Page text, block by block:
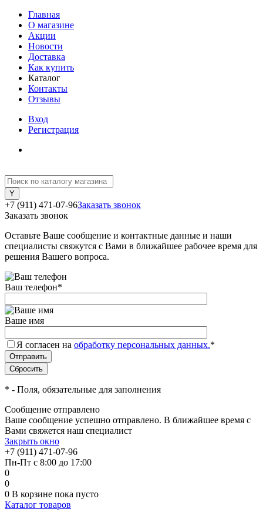
Главная
О магазине
Акции
Новости
Доставка
Как купить
Каталог
Контакты
Отзывы
Вход
Регистрация
+7 (911) 471-07-96Заказать звонок
Заказать звонок
Оставьте Ваше сообщение и контактные данные и наши
специалисты свяжутся с Вами в ближайшее рабочее время для
решения Вашего вопроса.
Ваш телефон*
Ваше имя
Я согласен на обработку персональных данных.*
* - Поля, обязательные для заполнения
Сообщение отправлено
Ваше сообщение успешно отправлено. В ближайшее время с
Вами свяжется наш специалист
Закрыть окно
+7 (911) 471-07-96
Пн-Пт с 8:00 до 17:00
0
0
0 В корзине пока пусто
Каталог товаров